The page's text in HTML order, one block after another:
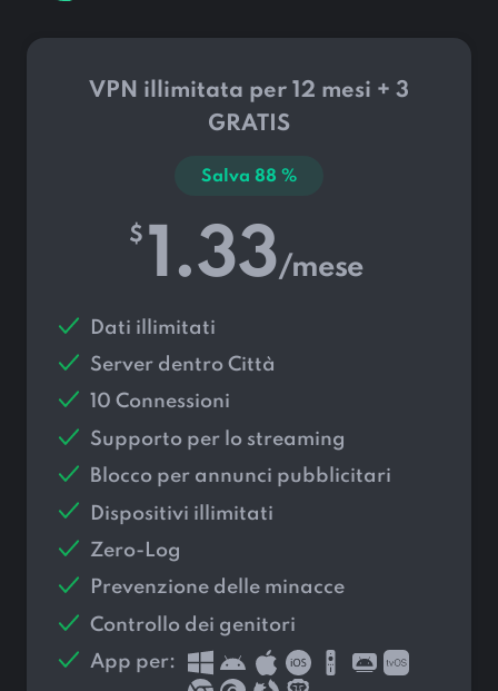
VPN illimitata per 12 mesi + 3
GRATIS
Salva 88 %
$ 1.33/mese
Dati illimitati
Server dentro Città
10 Connessioni
Supporto per lo streaming
Blocco per annunci pubblicitari
Dispositivi illimitati
Zero-Log
Prevenzione delle minacce
Controllo dei genitori
App per: